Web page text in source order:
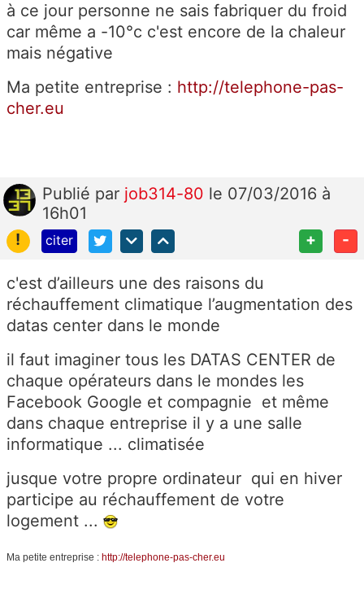
à ce jour personne ne sais fabriquer du froid
car même a -10°c c'est encore de la chaleur
mais négative
Ma petite entreprise : http://telephone-pas-
cher.eu
Publié par job314-80 le 07/03/2016 à
16h01
!
citer + -
c'est d’ailleurs une des raisons du
réchauffement climatique l’augmentation des
datas center dans le monde
il faut imaginer tous les DATAS CENTER de
chaque opérateurs dans le mondes les
Facebook Google et compagnie et même
dans chaque entreprise il y a une salle
informatique ... climatisée
jusque votre propre ordinateur qui en hiver
participe au réchauffement de votre
logement ...
Ma petite entreprise : http://telephone-pas-cher.eu